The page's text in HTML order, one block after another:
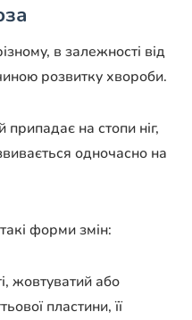
в залежності від
розвитку хвороби.
припадає на стопи ніг,
одночасно на
форми змін:
жовтуватий або
пластини, її